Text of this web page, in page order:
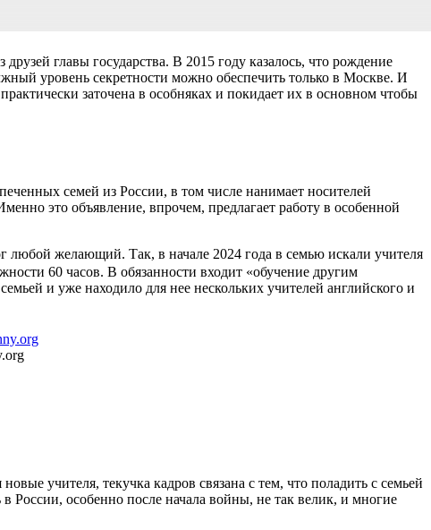
главы государства. В 2015 году казалось, что рождение
уровень секретности можно обеспечить только в Москве. И
заточена в особняках и покидает их в основном чтобы
семей из России, в том числе нанимает носителей
это объявление, впрочем, предлагает работу в особенной
любой желающий. Так, в начале 2024 года в семью искали учителя
60 часов. В обязанности входит «обучение другим
и уже находило для нее нескольких учителей английского и
учителя, текучка кадров связана с тем, что поладить с семьей
России, особенно после начала войны, не так велик, и многие